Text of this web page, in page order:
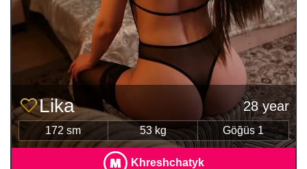
Lika 28 year
172 sm 53 kg Göğüs 1
Khreshchatyk